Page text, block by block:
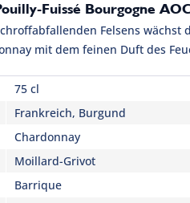
Fuissé Bourgogne
Felsens
mit dem feinen Duft des
75 cl
Frankreich, Burgund
Chardonnay
Moillard-Grivot
Barrique